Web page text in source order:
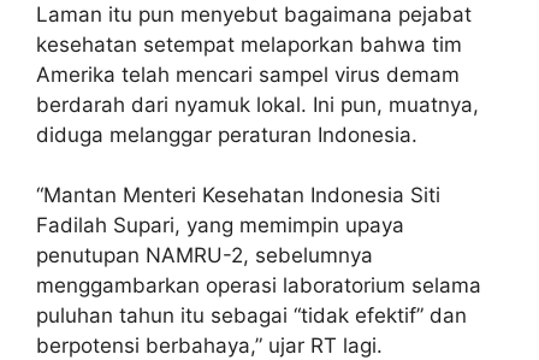
Laman itu pun menyebut bagaimana pejabat
kesehatan setempat melaporkan bahwa tim
Amerika telah mencari sampel virus demam
berdarah dari nyamuk lokal. Ini pun, muatnya,
diduga melanggar peraturan Indonesia.
“Mantan Menteri Kesehatan Indonesia Siti
Fadilah Supari, yang memimpin upaya
penutupan NAMRU-2, sebelumnya
menggambarkan operasi laboratorium selama
puluhan tahun itu sebagai “tidak efektif” dan
berpotensi berbahaya,” ujar RT lagi.